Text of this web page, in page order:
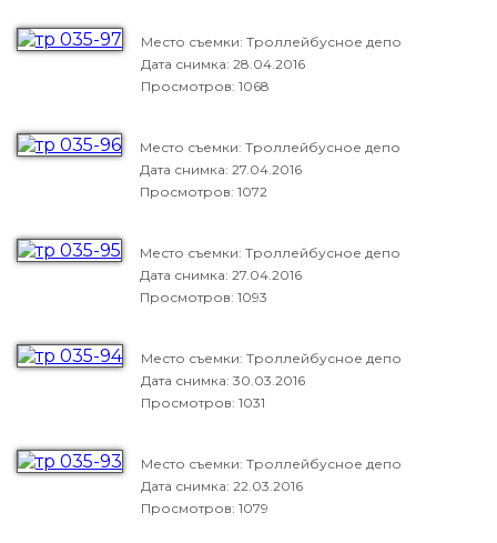
Место съемки: Троллейбусное депо
Дата снимка: 28.04.2016
Просмотров: 1068
Место съемки: Троллейбусное депо
Дата снимка: 27.04.2016
Просмотров: 1072
Место съемки: Троллейбусное депо
Дата снимка: 27.04.2016
Просмотров: 1093
Место съемки: Троллейбусное депо
Дата снимка: 30.03.2016
Просмотров: 1031
Место съемки: Троллейбусное депо
Дата снимка: 22.03.2016
Просмотров: 1079